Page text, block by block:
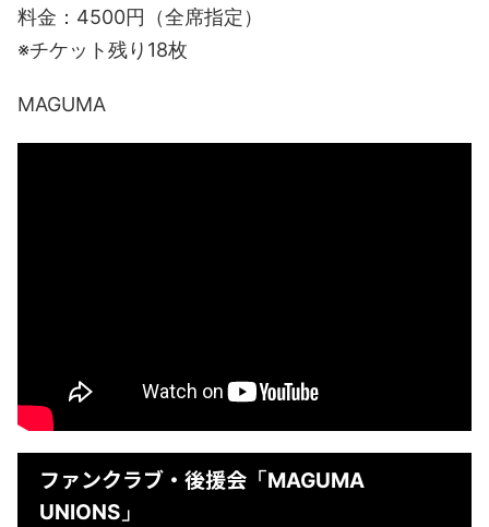
料金：4500円（全席指定）
※チケット残り18枚
MAGUMA
ファンクラブ・後援会 「MAGUMA
UNIONS」